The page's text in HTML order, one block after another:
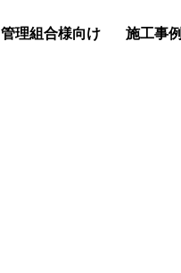
管理組合様向け 施工事例